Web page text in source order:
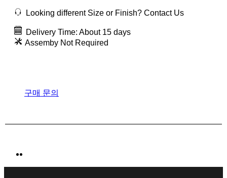
Looking different Size or Finish? Contact Us
Delivery Time: About 15 days
Assemby Not Required
구매 문의